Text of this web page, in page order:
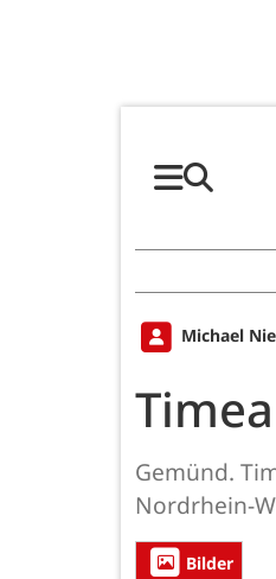
Michael
Gemünd.
Nordrhein-
Bilder